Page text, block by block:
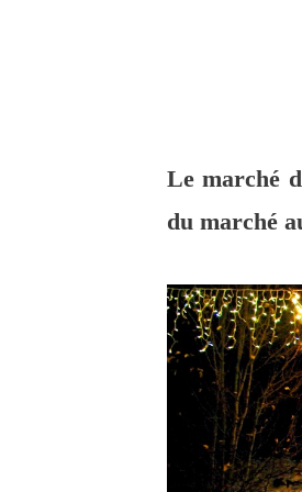
Le marché
du marché